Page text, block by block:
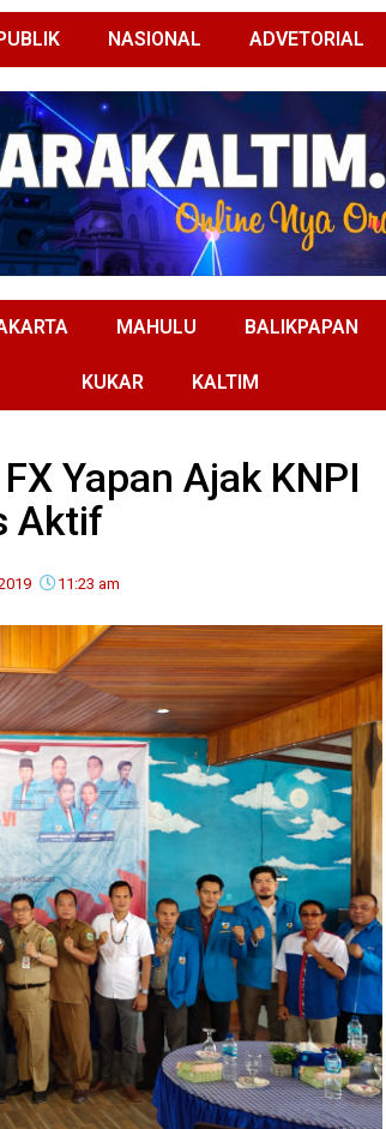
NASIONAL ADVETORIAL
MAHULU BALIKPAPAN
KUKAR KALTIM
Yapan Ajak KNPI
Aktif
11:23 am